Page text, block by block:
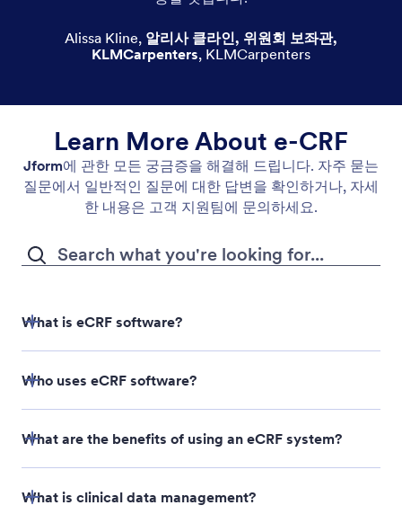
Alissa Kline, 알리사 클라인, 위원회 보좌관,
KLMCarpenters, KLMCarpenters
Learn More About e-CRF
Jform에 관한 모든 궁금증을 해결해 드립니다. 자주 묻는
질문에서 일반적인 질문에 대한 답변을 확인하거나, 자세
한 내용은 고객 지원팀에 문의하세요.
What is eCRF software?
Who uses eCRF software?
What are the benefits of using an eCRF system?
What is clinical data management?